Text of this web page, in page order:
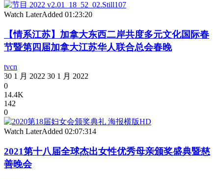
Watch LaterAdded 01:23:20
【情系江苏】加拿大东西二岸共度多元文化国际春
节暨第四届加拿大江苏华人联合总会春晚
tvcn
30 1 月 2022 30 1 月 2022
0
14.4K
142
0
Watch LaterAdded 02:07:314
2021第十八届全球杰出女性优秀母亲颁奖盛典暨慈
善晚会